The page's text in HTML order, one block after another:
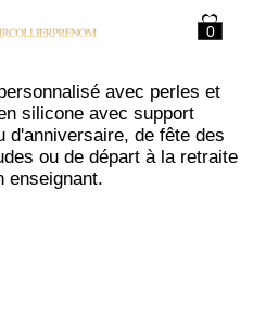
0
avec perles et
silicone avec support
d'anniversaire, de fête des
ou de départ à la retraite
enseignant.